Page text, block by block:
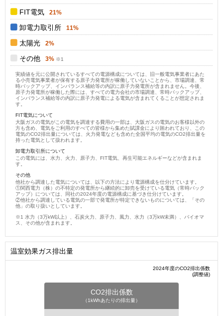
FIT電気 21%
卸電力取引所 11%
太陽光 2%
その他 3%
実績値を元に公開されているすべての電源構成については、旧一般電気事業者にあた
る小売電気事業者が保有する原子力発電所が稼働していないことから、市場調達、常
時バックアップ、インバランス補給等の内訳に原子力発電所が含まれません。今後、
原子力発電所が稼働した際には、すべての電力会社の市場調達、常時バックアップ、
インバランス補給等の内訳に原子力発電による電気が含まれてくることが想定されま
す。
FIT電気について
大阪ガスの電気がこの電気を調達する費用の一部は、大阪ガスの電気のお客様以外の
方も含め、電気をご利用のすべての皆様から集めた賦課金により賄われており、この
電気のCO2排出量については、火力発電なども含めた全国平均の電気のCO2排出量を
持った電気として扱われます。
卸電力取引所について
この電気には、水力、火力、原子力、FIT電気、再生可能エネルギーなどが含まれま
す。
その他
他社から調達した電気については、以下の方法により電源構成を仕分けています。
①関西電力（株）の不特定の発電所から継続的に卸売を受けている電気（常時バック
アップ）については、同社の2024年度の電源構成に基づき仕分けています。
②他社から調達している電気の一部で発電所が特定できないものについては、「その
他」の取り扱いとしています。
水力（3万kW以上）、石炭火力、原子力、風力、水力（3万kW未満）、バイオマ
ス、その他が含まれます。
温室効果ガス排出量
2024年度のCO2排出係数
(調整値)
CO2排出係数
（1kWhあたりの排出量）